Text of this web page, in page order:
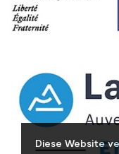
Diese Website